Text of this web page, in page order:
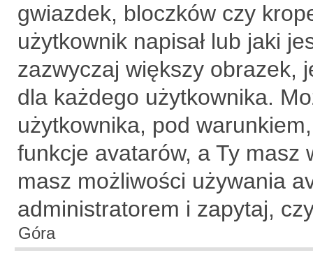
gwiazdek, bloczków czy
użytkownik napisał lub jaki
zazwyczaj większy obrazek,
dla każdego użytkownika.
użytkownika, pod
funkcje avatarów, a Ty masz
masz możliwości używania
administratorem i zapytaj,
Góra